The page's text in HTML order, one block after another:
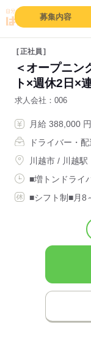
募集内容
正社員
＜オープニ
ト×週休2日×
求人会社 006
月給 388,000
ドライバー・
川越市 / 川越駅
■増トンドライ
■シフト制■月8